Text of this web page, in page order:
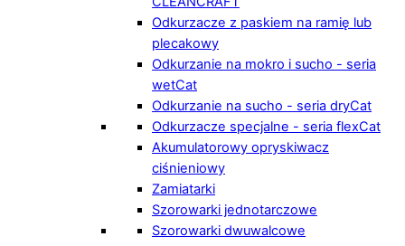
Odkurzacze z paskiem na ramię lub
plecakowy
Odkurzanie na mokro i sucho - seria
wetCat
Odkurzanie na sucho - seria dryCat
Odkurzacze specjalne - seria flexCat
Akumulatorowy opryskiwacz
ciśnieniowy
Zamiatarki
Szorowarki jednotarczowe
Szorowarki dwuwalcowe